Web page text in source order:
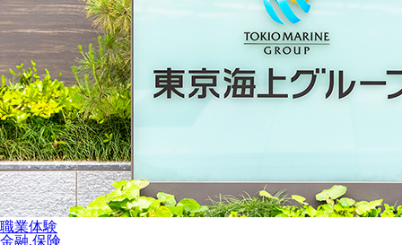
職業体験
金融,保険